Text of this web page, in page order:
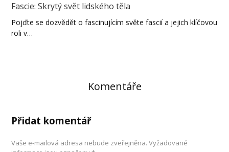
Fascie: Skrytý svět lidského těla
Pojďte se dozvědět o fascinujícím světe fascií a jejich klíčovou
roli v…
Komentáře
Přidat komentář
Vaše e-mailová adresa nebude zveřejněna. Vyžadované